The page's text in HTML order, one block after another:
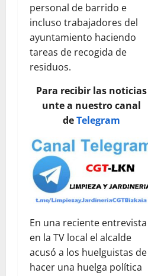
personal de barrido e
incluso trabajadores del
ayuntamiento haciendo
tareas de recogida de
residuos.
Para recibir las noticias
unte a nuestro canal
deTelegram
En una reciente entrevista
en la TV local el alcalde
acusó a los huelguistas de
hacer una huelga política